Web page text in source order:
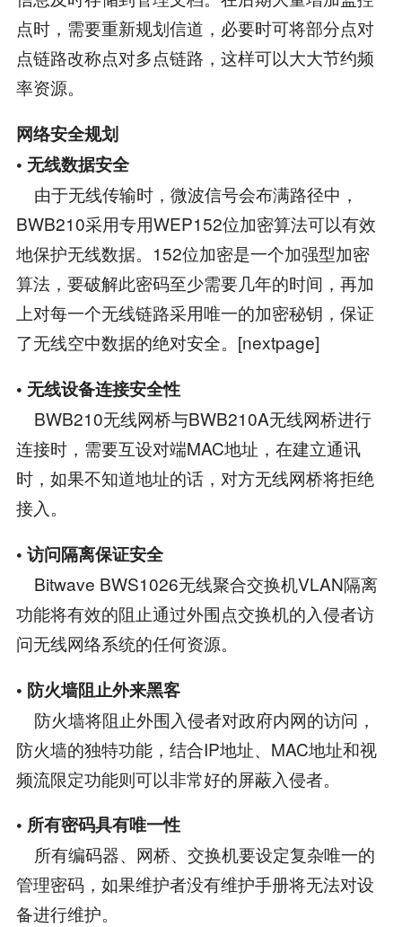
点时，需要重新规划信道，必要时可将部分点对
点链路改称点对多点链路，这样可以大大节约频
率资源。
网络安全规划
• 无线数据安全
由于无线传输时，微波信号会布满路径中，
BWB210采用专用WEP152位加密算法可以有效
地保护无线数据。152位加密是一个加强型加密
算法，要破解此密码至少需要几年的时间，再加
上对每一个无线链路采用唯一的加密秘钥，保证
了无线空中数据的绝对安全。[nextpage]
• 无线设备连接安全性
BWB210无线网桥与BWB210A无线网桥进行
连接时，需要互设对端MAC地址，在建立通讯
时，如果不知道地址的话，对方无线网桥将拒绝
接入。
• 访问隔离保证安全
Bitwave BWS1026无线聚合交换机VLAN隔离
功能将有效的阻止通过外围点交换机的入侵者访
问无线网络系统的任何资源。
• 防火墙阻止外来黑客
防火墙将阻止外围入侵者对政府内网的访问，
防火墙的独特功能，结合IP地址、MAC地址和视
频流限定功能则可以非常好的屏蔽入侵者。
• 所有密码具有唯一性
所有编码器、网桥、交换机要设定复杂唯一的
管理密码，如果维护者没有维护手册将无法对设
备进行维护。